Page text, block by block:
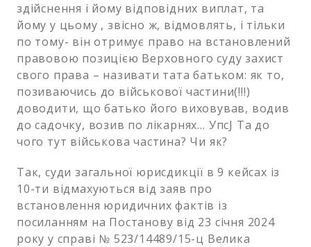
здійснення і йому відповідних виплат, та
йому у цьому , звісно ж, відмовлять, і тільки
по тому- він отримує право на встановлений
правовою позицією Верховного суду захист
свого права – називати тата батьком: як то,
позиваючись до військової частини(!!!)
доводити, що батько його виховував, водив
до садочку, возив по лікарнях… УпсJ Та до
чого тут військова частина? Чи як?
Так, суди загальної юрисдикції в 9 кейсах із
10-ти відмахуються від заяв про
встановлення юридичних фактів із
посиланням на Постанову від 23 січня 2024
року у справі № 523/14489/15-ц Велика